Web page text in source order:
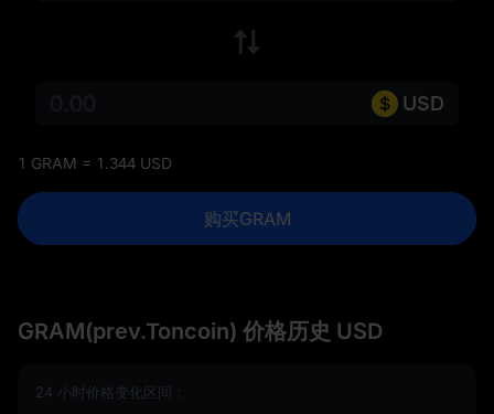
USD
1 GRAM = 1.344 USD
购买GRAM
GRAM(prev.Toncoin) 价格历史 USD
24 小时价格变化区间：